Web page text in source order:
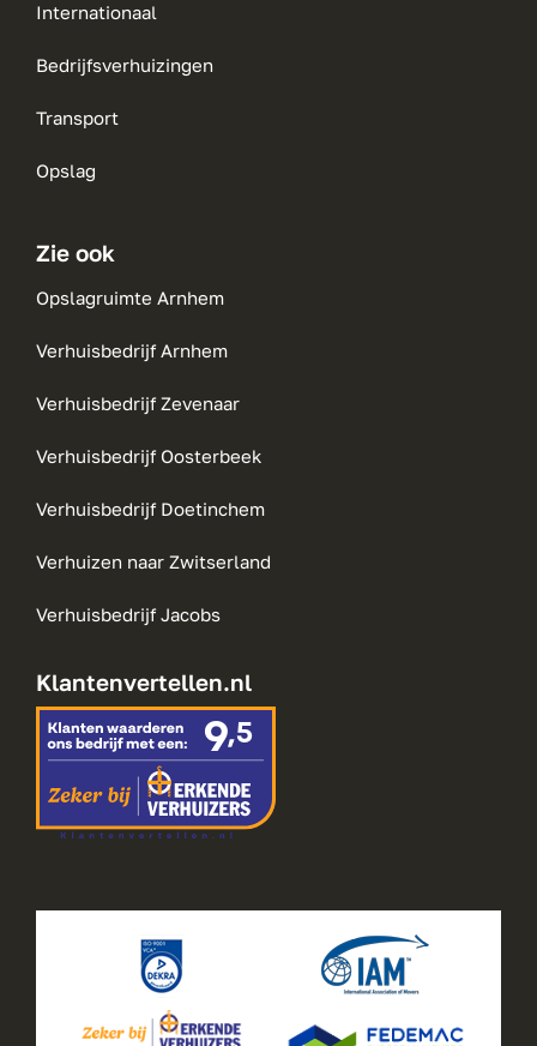
Internationaal
Bedrijfsverhuizingen
Transport
Opslag
Zie ook
Opslagruimte Arnhem
Verhuisbedrijf Arnhem
Verhuisbedrijf Zevenaar
Verhuisbedrijf Oosterbeek
Verhuisbedrijf Doetinchem
Verhuizen naar Zwitserland
Verhuisbedrijf Jacobs
Klantenvertellen.nl